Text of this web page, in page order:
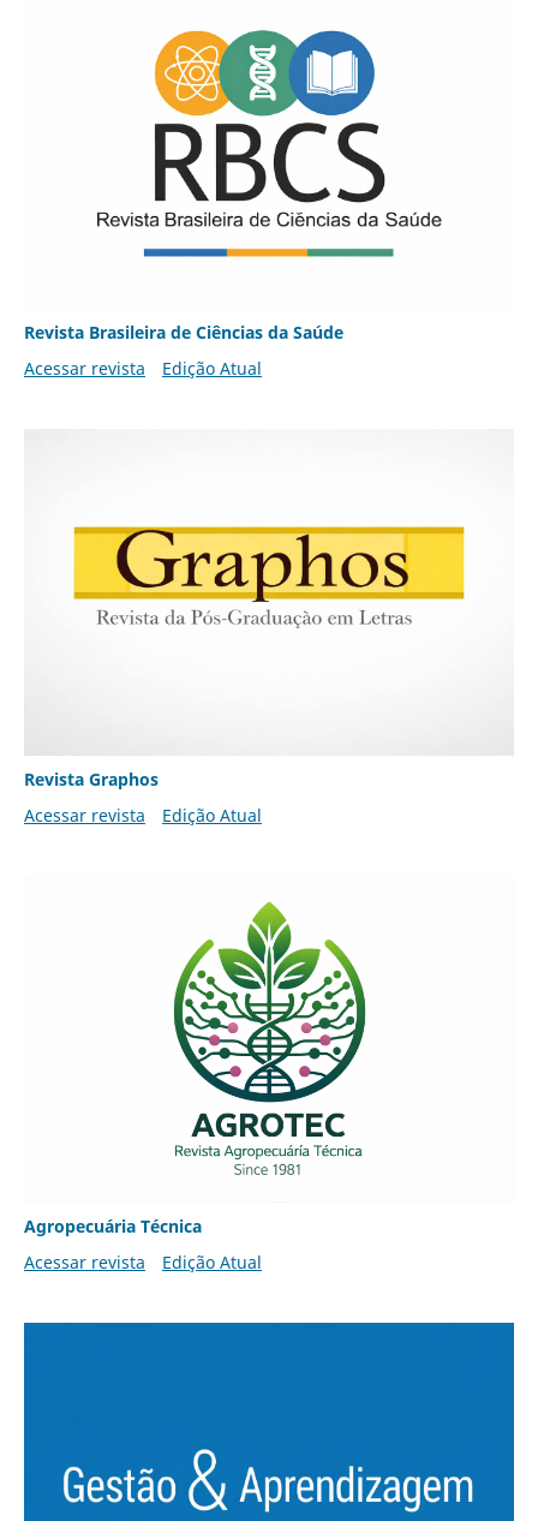
Revista Brasileira de Ciências da Saúde
Acessar revista
Edição Atual
Revista Graphos
Acessar revista
Edição Atual
Agropecuária Técnica
Acessar revista
Edição Atual